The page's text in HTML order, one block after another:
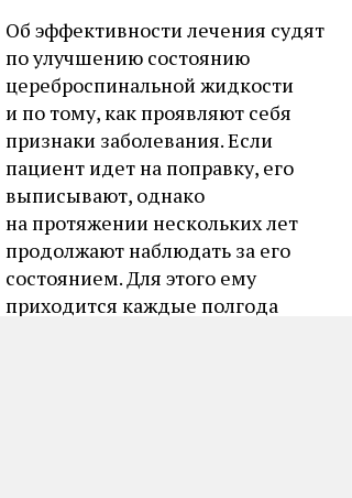
Об эффективности лечения судят
по улучшению состоянию
цереброспинальной жидкости
и по тому, как проявляют себя
признаки заболевания. Если
пациент идет на поправку, его
выписывают, однако
на протяжении нескольких лет
продолжают наблюдать за его
состоянием. Для этого ему
приходится каждые полгода